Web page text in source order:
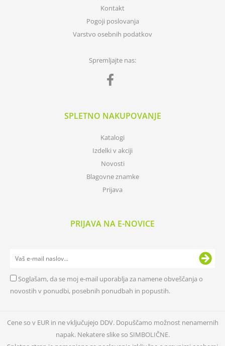
Kontakt
Pogoji poslovanja
Varstvo osebnih podatkov
Spremljajte nas:
SPLETNO NAKUPOVANJE
Katalogi
Izdelki v akciji
Novosti
Blagovne znamke
Prijava
PRIJAVA NA E-NOVICE
Soglašam, da se moj e-mail uporablja za namene obveščanja o
novostih v ponudbi, posebnih ponudbah in popustih.
Cene so v EUR in ne vključujejo DDV. Dopuščamo možnost nenamernih
napak. Nekatere slike so SIMBOLIČNE.